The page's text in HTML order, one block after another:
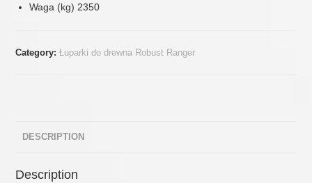
Waga (kg) 2350
Category:Łuparki do drewna Robust Ranger
DESCRIPTION
Description